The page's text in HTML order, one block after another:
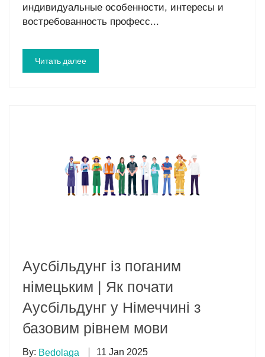
индивидуальные особенности, интересы и
востребованность професс...
Читать далее
Аусбільдунг із поганим
німецьким | Як почати
Аусбільдунг у Німеччині з
базовим рівнем мови
By: Bedolaga 11 Jan 2025